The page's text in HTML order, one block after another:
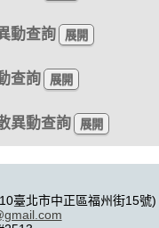
動查詢
查詢
異動查詢
臺北市中正區福州街15號)